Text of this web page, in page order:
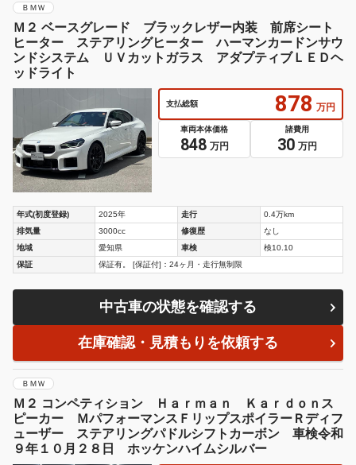
ＢＭＷ
Ｍ２ ベースグレード ブラックレザー内装 前席シート
ヒーター ステアリングヒーター ハーマンカードンサウ
ンドシステム ＵＶカットガラス アダプティブＬＥＤヘ
ッドライト
支払総額 878 万円
車両本体価格
848 万円
諸費用
30 万円
年式(初度登録) 2025年 走行
0.4万km
排気量
3000cc 修復歴
なし
地域
愛知県 車検
検10.10
保証
保証有。 [保証付]：24ヶ月・走行無制限
中古車の状態を確認する
在庫確認・見積もりを依頼する
ＢＭＷ
Ｍ２ コンペティション Ｈａｒｍａｎ Ｋａｒｄｏｎス
ピーカー ＭパフォーマンスＦリップスポイラーＲディフ
ューザー ステアリングパドルシフトカーボン 車検令和
９年１０月２８日 ホッケンハイムシルバー